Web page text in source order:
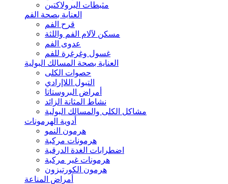
مثبطات البرولاكتين
العناية بصحة الفم
قرح الفم
مسكن لآلام الفم واللثة
عدوى الفم
غسول وغرغرة للفم
العناية بصحة المسالك البولية
حصوات الكلى
التبول اللاإرادي
أمراض البروستاتا
نشاط المثانة الزائد
مشاكل الكلى والمسالك البولية
أدوية الهرمونات
هرمون النمو
هرمونات مركبة
اضطرابات الغدة الدرقية
هرمونات غير مركبة
هرمون الكورتيزون
أمراض المناعة